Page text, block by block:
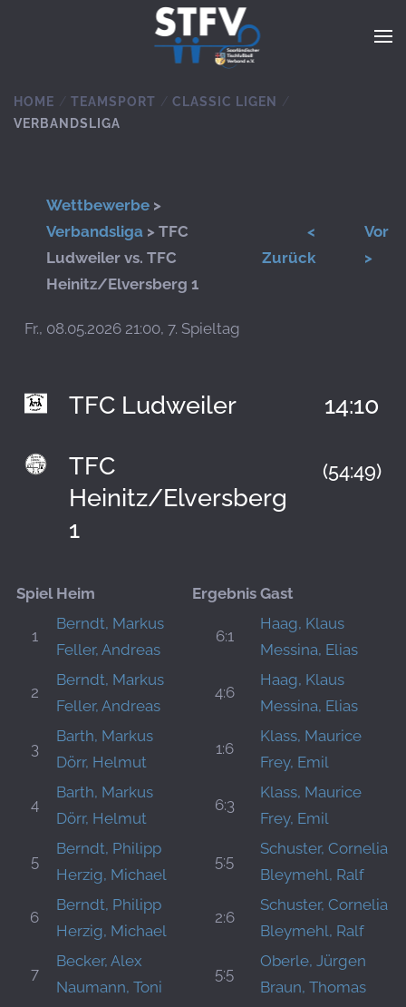
Zum Hauptinhalt springen
HOME TEAMSPORT
CLASSIC LIGEN
VERBANDSLIGA
Wettbewerbe >
Verbandsliga > TFC
Ludweiler vs. TFC
Heinitz/Elversberg 1
<
Zurück
Vor
>
Fr., 08.05.2026 21:00, 7. Spieltag
TFC Ludweiler 14:10
(54:49)
TFC
Heinitz/Elversberg
1
Spiel Heim Ergebnis Gast
1
Berndt, Markus
Feller, Andreas
6:1
Haag, Klaus
Messina, Elias
2
Berndt, Markus
Feller, Andreas
4:6
Haag, Klaus
Messina, Elias
3
Barth, Markus
Dörr, Helmut
1:6
Klass, Maurice
Frey, Emil
4
Barth, Markus
Dörr, Helmut
6:3
Klass, Maurice
Frey, Emil
5
Berndt, Philipp
Herzig, Michael
5:5
Schuster, Cornelia
Bleymehl, Ralf
6
Berndt, Philipp
Herzig, Michael
2:6
Schuster, Cornelia
Bleymehl, Ralf
7
Becker, Alex
Naumann, Toni
5:5
Oberle, Jürgen
Braun, Thomas